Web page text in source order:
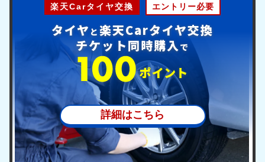
楽天Carタイヤ交換 エントリー必要
タイヤ と 楽天Carタイヤ交換
チケット同時購入で
ポイント
詳細はこちら